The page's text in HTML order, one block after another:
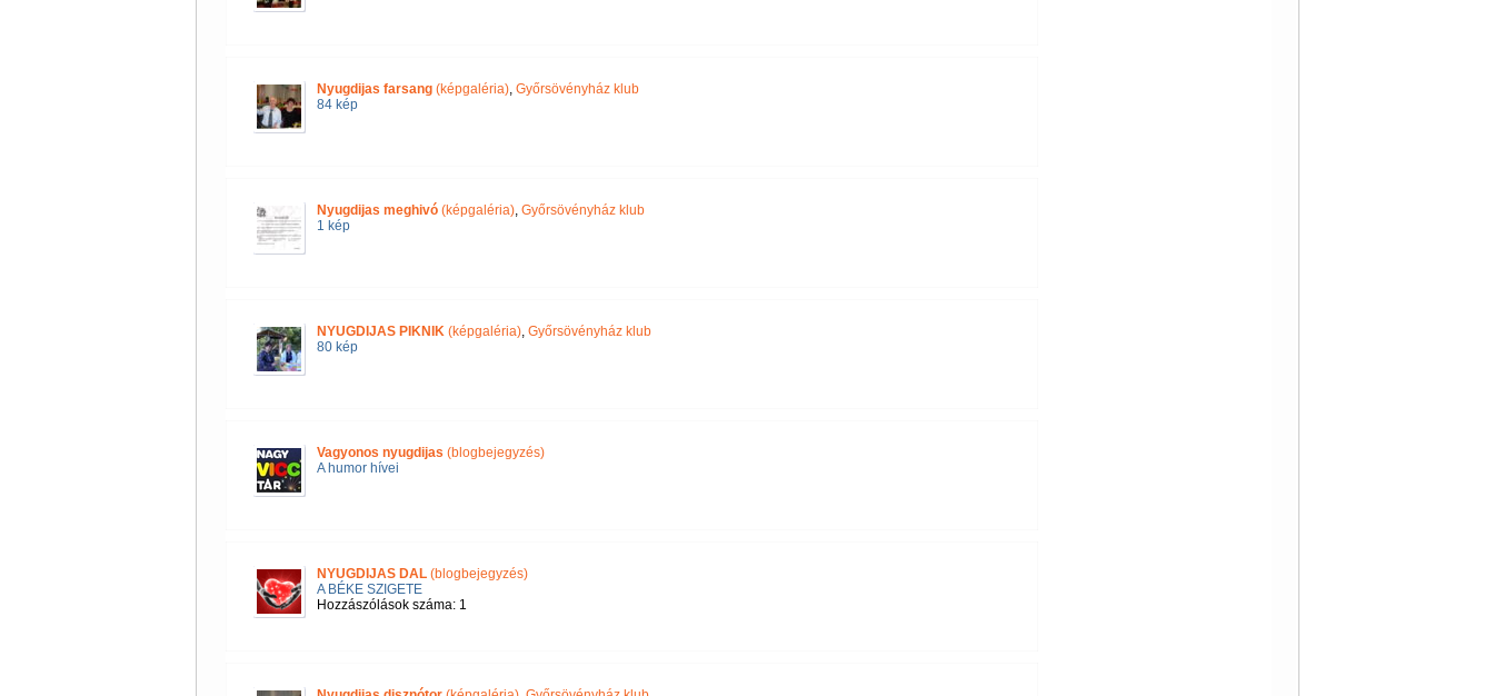
Nyugdijas farsang(képgaléria), Győrsövényház klub
84 kép
Nyugdijas meghivó(képgaléria), Győrsövényház klub
1 kép
NYUGDIJAS PIKNIK(képgaléria), Győrsövényház klub
80 kép
Vagyonos nyugdijas (blogbejegyzés)
A humor hívei
NYUGDIJAS DAL(blogbejegyzés)
A BÉKE SZIGETE
Hozzászólások száma: 1